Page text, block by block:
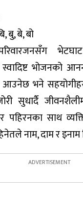
बु, बे, बो
भोजनको
आउनेछ भने
सुधार्दै
साथ
नाम, दाम र